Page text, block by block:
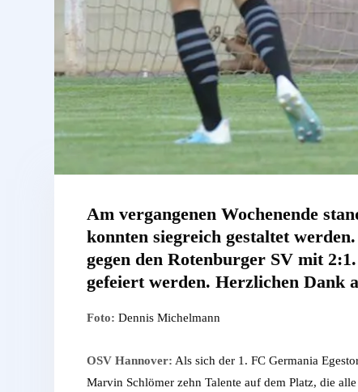
Am vergangenen Wochenende
konnten siegreich gestaltet
gegen den Rotenburger SV mit
gefeiert werden. Herzlichen Dank
Foto: Dennis Michelmann
OSV Hannover: Als sich der 1. FC Germania
Marvin Schlömer zehn Talente auf dem Platz, die